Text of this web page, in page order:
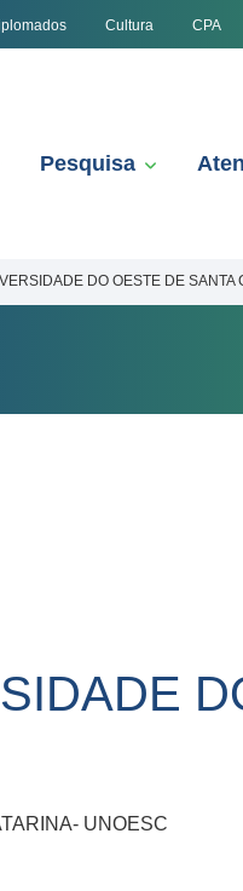
Cultura CPA
Pesquisa
DO OESTE DE SANTA
UNOESC